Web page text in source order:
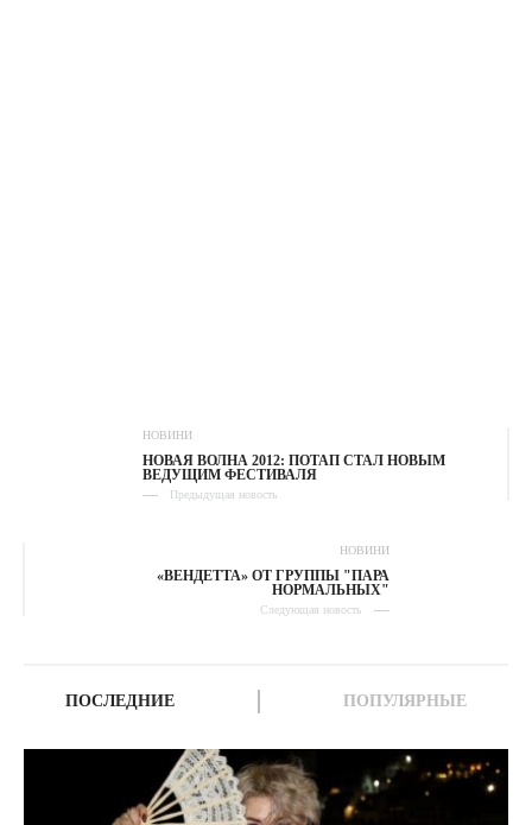
НОВИНИ
НОВАЯ ВОЛНА 2012: ПОТАП СТАЛ НОВЫМ
ВЕДУЩИМ ФЕСТИВАЛЯ
Предыдущая новость
НОВИНИ
«ВЕНДЕТТА» ОТ ГРУППЫ "ПАРА
НОРМАЛЬНЫХ"
Следующая новость
ПОСЛЕДНИЕ ПОПУЛЯРНЫЕ